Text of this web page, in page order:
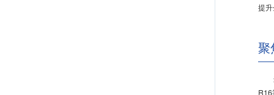
提
聚
当